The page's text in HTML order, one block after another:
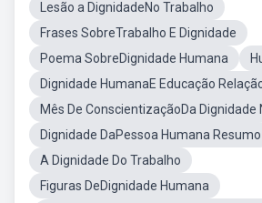
Lesão a DignidadeNo Trabalho
Frases SobreTrabalho E Dignidade
Poema SobreDignidade Humana
Dignidade HumanaE Educação
Mês De ConscientizaçãoDa Dignidade
Dignidade DaPessoa Humana Resumo
A Dignidade Do Trabalho
Figuras DeDignidade Humana